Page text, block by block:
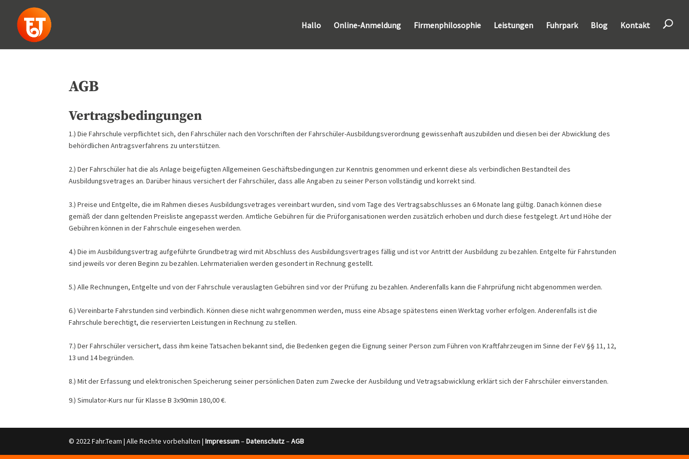
Hallo Online-Anmeldung Firmenphilosophie Leistungen Fuhrpark Blog Kontakt U
AGB
Vertragsbedingungen
1.) Die Fahrschule verpflichtet sich, den Fahrschüler nach den Vorschriften der Fahrschüler-Ausbildungsverordnung gewissenhaft auszubilden und diesen bei der Abwicklung des
behördlichen Antragsverfahrens zu unterstützen.
2.) Der Fahrschüler hat die als Anlage beigefügten Allgemeinen Geschäftsbedingungen zur Kenntnis genommen und erkennt diese als verbindlichen Bestandteil des
Ausbildungsvetrages an. Darüber hinaus versichert der Fahrschüler, dass alle Angaben zu seiner Person vollständig und korrekt sind.
3.) Preise und Entgelte, die im Rahmen dieses Ausbildungsvetrages vereinbart wurden, sind vom Tage des Vertragsabschlusses an 6 Monate lang gültig. Danach können diese
gemäß der dann geltenden Preisliste angepasst werden. Amtliche Gebühren für die Prüforganisationen werden zusätzlich erhoben und durch diese festgelegt. Art und Höhe der
Gebühren können in der Fahrschule eingesehen werden.
4.) Die im Ausbildungsvertrag aufgeführte Grundbetrag wird mit Abschluss des Ausbildungsvertrages fällig und ist vor Antritt der Ausbildung zu bezahlen. Entgelte für Fahrstunden
sind jeweils vor deren Beginn zu bezahlen. Lehrmaterialien werden gesondert in Rechnung gestellt.
5.) Alle Rechnungen, Entgelte und von der Fahrschule verauslagten Gebühren sind vor der Prüfung zu bezahlen. Anderenfalls kann die Fahrprüfung nicht abgenommen werden.
6.) Vereinbarte Fahrstunden sind verbindlich. Können diese nicht wahrgenommen werden, muss eine Absage spätestens einen Werktag vorher erfolgen. Anderenfalls ist die
Fahrschule berechtigt, die reservierten Leistungen in Rechnung zu stellen.
7.) Der Fahrschüler versichert, dass ihm keine Tatsachen bekannt sind, die Bedenken gegen die Eignung seiner Person zum Führen von Kraftfahrzeugen im Sinne der FeV §§ 11, 12,
13 und 14 begründen.
8.) Mit der Erfassung und elektronischen Speicherung seiner persönlichen Daten zum Zwecke der Ausbildung und Vetragsabwicklung erklärt sich der Fahrschüler einverstanden.
9.) Simulator-Kurs nur für Klasse B 3x90min 180,00 €.
© 2022 Fahr.Team | Alle Rechte vorbehalten |Impressum–Datenschutz–AGB